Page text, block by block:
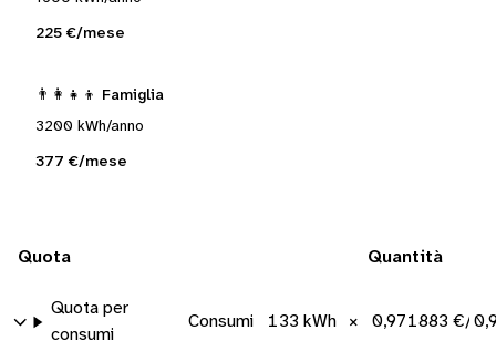
225 €/mese
👨‍👩‍👧‍👦 Famiglia
3200 kWh/anno
377 €/mese
Quota Quantità
Quota per
consumi
Consumi 133 kWh × 0,971883 €/